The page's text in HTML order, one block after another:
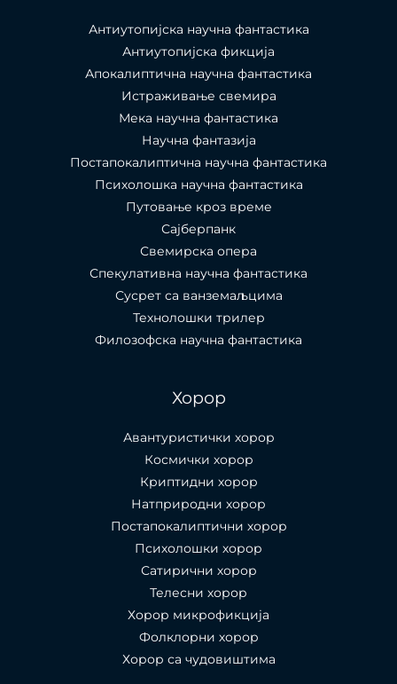
Антиутопијска научна фантастика
Антиутопијска фикција
Апокалиптична научна фантастика
Истраживање свемира
Мека научна фантастика
Научна фантазија
Постапокалиптична научна фантастика
Психолошка научна фантастика
Путовање кроз време
Сајберпанк
Свемирска опера
Спекулативна научна фантастика
Сусрет са ванземаљцима
Технолошки трилер
Филозофска научна фантастика
Хорор
Авантуристички хорор
Космички хорор
Криптидни хорор
Натприродни хорор
Постапокалиптични хорор
Психолошки хорор
Сатирични хорор
Телесни хорор
Хорор микрофикција
Фолклорни хорор
Хорор са чудовиштима